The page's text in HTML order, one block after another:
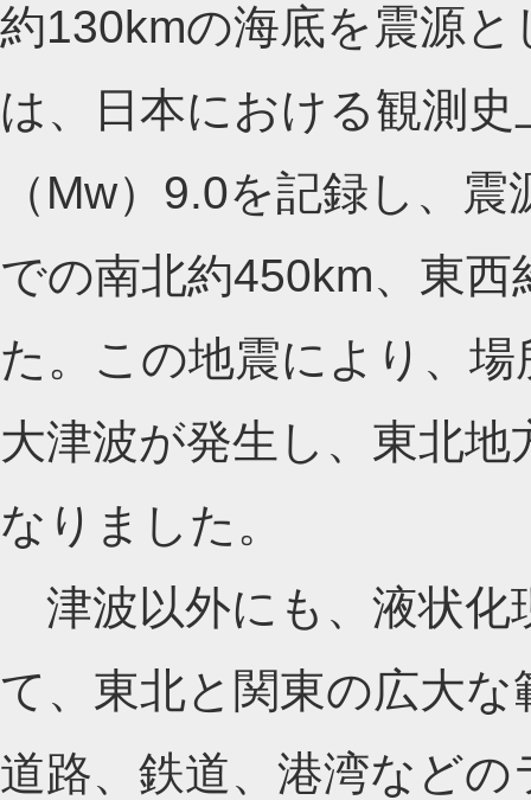
約130kmの海底を震源
は、日本における観測
（Mw）9.0を記録し、
での南北約450km、東
た。この地震により、
大津波が発生し、東北
なりました。
津波以外にも、液状化
て、東北と関東の広大
道路、鉄道、港湾など